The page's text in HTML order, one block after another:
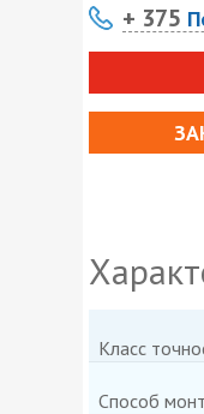
+ 375
Класс
Способ